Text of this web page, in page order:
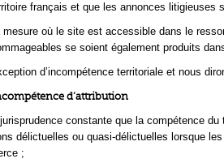
français et que les annonces litigieuses
où le site est accessible dans le
se soient également produits
d’incompétence territoriale et nous
d’attribution
constante que la compétence
délictuelles ou quasi-délictuelles lorsque
;